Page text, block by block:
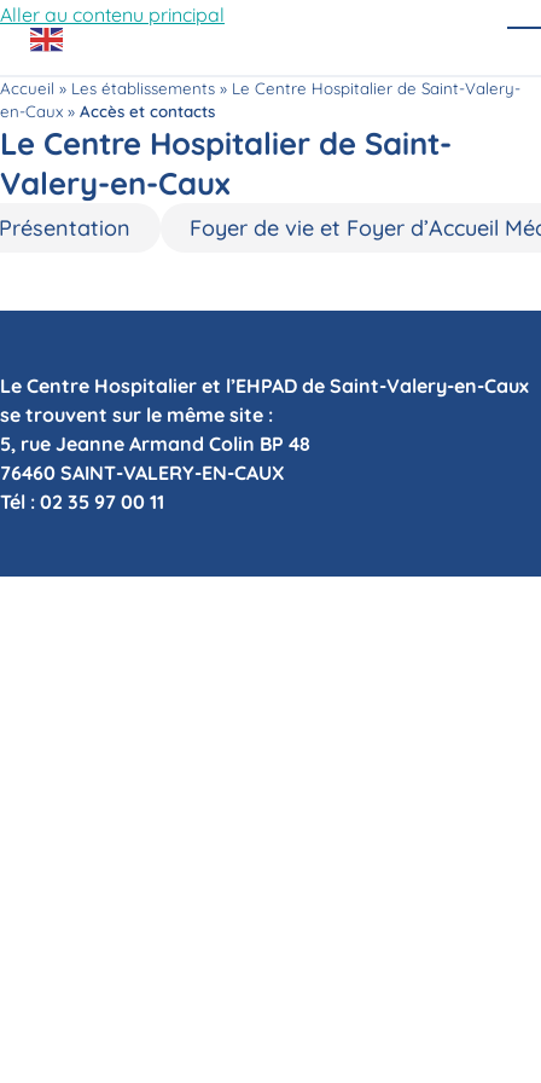
Aller au contenu principal
Accueil » Les établissements » Le Centre Hospitalier de Saint-Valery-
en-Caux » Accès et contacts
Le Centre Hospitalier de Saint-
Valery-en-Caux
Présentation Foyer de vie et Foyer d’Accueil
Le Centre Hospitalier et l’EHPAD de Saint-Valery-en-Caux
se trouvent sur le même site :
5, rue Jeanne Armand Colin BP 48
76460 SAINT-VALERY-EN-CAUX
Tél : 02 35 97 00 11